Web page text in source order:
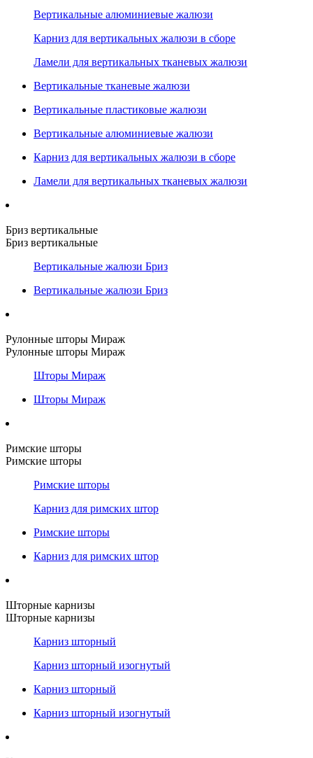
Вертикальные алюминиевые жалюзи
Карниз для вертикальных жалюзи в сборе
Ламели для вертикальных тканевых жалюзи
Вертикальные тканевые жалюзи
Вертикальные пластиковые жалюзи
Вертикальные алюминиевые жалюзи
Карниз для вертикальных жалюзи в сборе
Ламели для вертикальных тканевых жалюзи
Бриз вертикальные
Бриз вертикальные
Вертикальные жалюзи Бриз
Вертикальные жалюзи Бриз
Рулонные шторы Мираж
Рулонные шторы Мираж
Шторы Мираж
Шторы Мираж
Римские шторы
Римские шторы
Римские шторы
Карниз для римских штор
Римские шторы
Карниз для римских штор
Шторные карнизы
Шторные карнизы
Карниз шторный
Карниз шторный изогнутый
Карниз шторный
Карниз шторный изогнутый